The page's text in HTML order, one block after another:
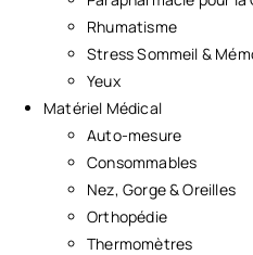
Rhumatisme
Stress Sommeil &
Yeux
Matériel Médical
Auto-mesure
Consommables
Nez, Gorge & Oreilles
Orthopédie
Thermomètres